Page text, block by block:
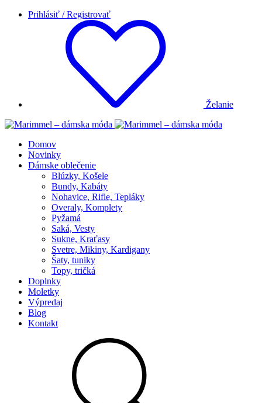
Prihlásiť / Registrovať
Želanie
Domov
Novinky
Dámske oblečenie
Blúzky, Košele
Bundy, Kabáty
Nohavice, Rifle, Tepláky
Overaly, Komplety
Pyžamá
Saká, Vesty
Sukne, Kraťasy
Svetre, Mikiny, Kardigany
Šaty, tuniky
Topy, tričká
Doplnky
Moletky
Výpredaj
Blog
Kontakt